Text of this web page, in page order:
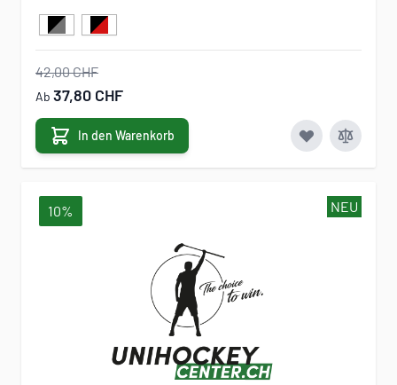
42,00 CHF
Ab 37,80 CHF
In den Warenkorb
NEU
10%